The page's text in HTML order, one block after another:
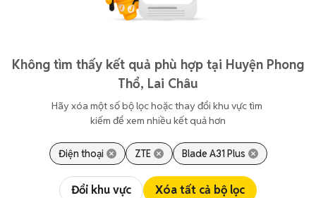
Không tìm thấy kết quả phù hợp tại Huyện Phong
Thổ, Lai Châu
Hãy xóa một số bộ lọc hoặc thay đổi khu vực tìm
kiếm để xem nhiều kết quả hơn
Điện thoại ZTE Blade A31 Plus
Đổi khu vực Xóa tất cả bộ lọc